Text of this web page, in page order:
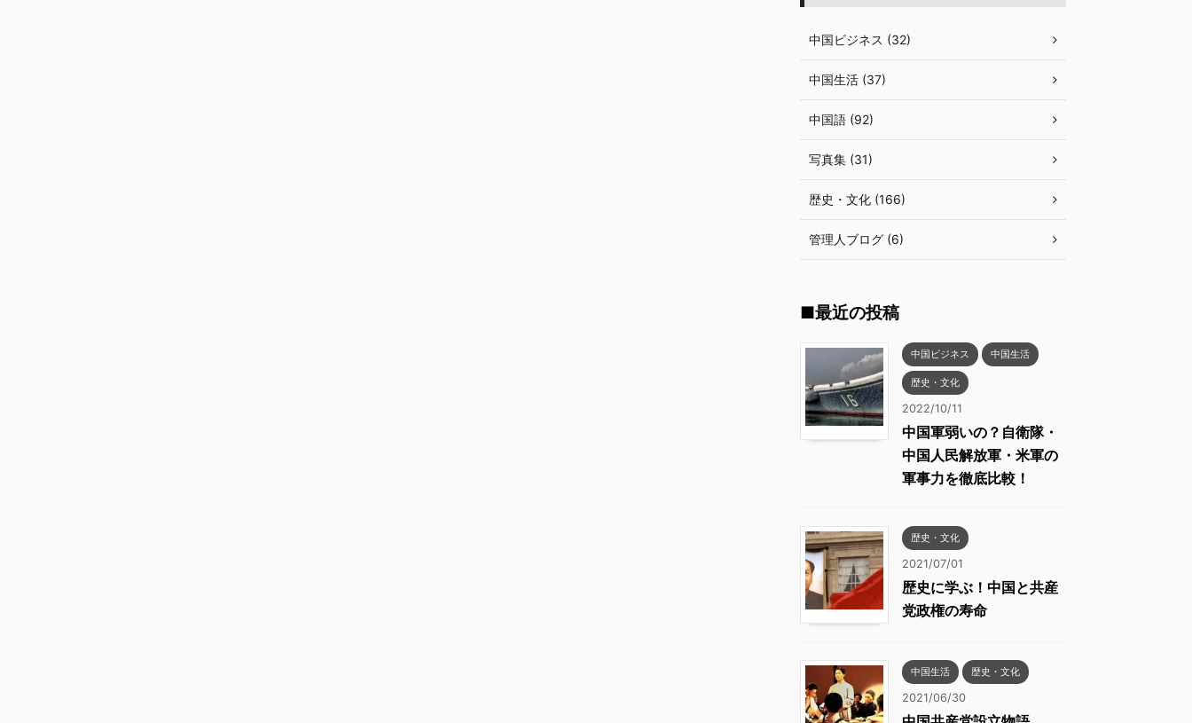
中国ビジネス (32)
中国生活 (37)
中国語 (92)
写真集 (31)
歴史・文化 (166)
管理人ブログ (6)
■最近の投稿
中国ビジネス 中国生活
歴史・文化
2022/10/11
中国軍弱いの？自衛隊・
中国人民解放軍・米軍の
軍事力を徹底比較！
歴史・文化
2021/07/01
歴史に学ぶ！中国と共産
党政権の寿命
中国生活 歴史・文化
2021/06/30